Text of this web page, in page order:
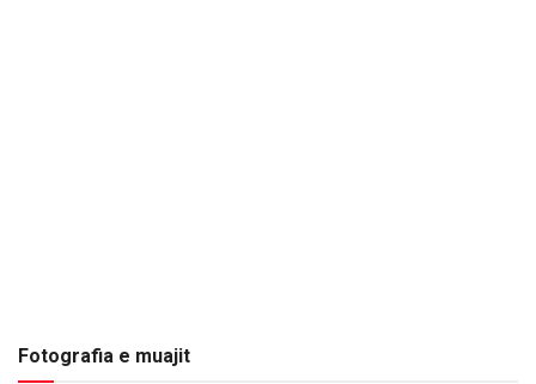
Fotografia e muajit